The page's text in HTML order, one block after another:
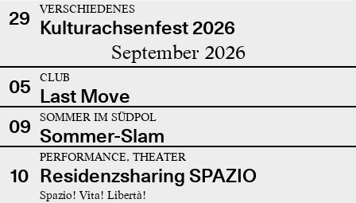
29 VERSCHIEDENES
Kulturachsenfest 2026
September 2026
05 CLUB
Last Move
09
SOMMER IM SÜDPOL
Sommer-Slam
10
PERFORMANCE, THEATER
Residenzsharing SPAZIO
Spazio! Vita! Libertà!